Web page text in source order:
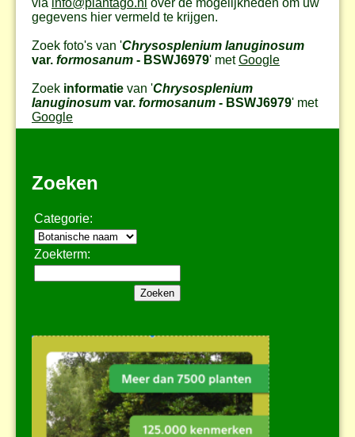
gegevens hier vermeld te krijgen.
Zoek foto's van 'Chrysosplenium lanuginosum
var. formosanum - BSWJ6979' metGoogle
Zoek informatie van 'Chrysosplenium
lanuginosum var. formosanum - BSWJ6979' met
Google
Zoeken
Categorie:
Zoekterm: